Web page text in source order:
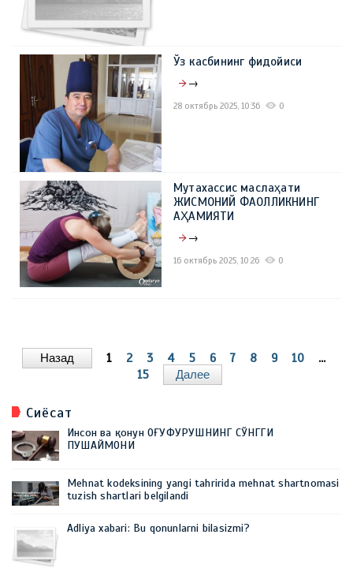
Ўз касбининг фидойиси
→
28 октябрь 2025, 10:36 0
Мутахассис маслаҳати
ЖИСМОНИЙ ФАОЛЛИКНИНГ
АҲАМИЯТИ
→
16 октябрь 2025, 10:26 0
Назад 1 2 3 4 5 6 7 8 9 10
...
15
Далее
Сиёсат
Инсон ва қонун ОҒУФУРУШНИНГ СЎНГГИ
ПУШАЙМОНИ
Mehnat kodeksining yangi tahririda mehnat shartnomasi
tuzish shartlari belgilandi
Adliya xabari: Bu qonunlarni bilasizmi?